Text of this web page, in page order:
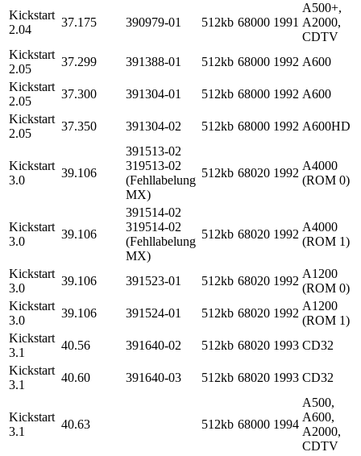
Kickstart
2.04
37.175 390979-01 512kb 68000 1991
A500+,
A2000,
CDTV
Kickstart
2.05
37.299 391388-01 512kb 68000 1992 A600
Kickstart
2.05
37.300 391304-01 512kb 68000 1992 A600
Kickstart
2.05
37.350 391304-02 512kb 68000 1992 A600HD
Kickstart
3.0
39.106
391513-02
319513-02
(Fehllabelung
MX)
512kb 68020 1992
A4000
(ROM 0)
Kickstart
3.0
39.106
391514-02
319514-02
(Fehllabelung
MX)
512kb 68020 1992
A4000
(ROM 1)
Kickstart
3.0
39.106 391523-01 512kb 68020 1992
A1200
(ROM 0)
Kickstart
3.0
39.106 391524-01 512kb 68020 1992
A1200
(ROM 1)
Kickstart
3.1
40.56 391640-02 512kb 68020 1993 CD32
Kickstart
3.1
40.60 391640-03 512kb 68020 1993 CD32
Kickstart
3.1
40.63 512kb 68000 1994
A500,
A600,
A2000,
CDTV